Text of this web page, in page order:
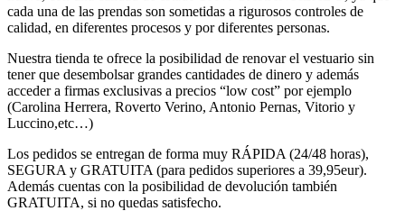
cada una de las prendas son sometidas a rigurosos controles de
calidad, en diferentes procesos y por diferentes personas.
Nuestra tienda te ofrece la posibilidad de renovar el vestuario sin
tener que desembolsar grandes cantidades de dinero y además
acceder a firmas exclusivas a precios “low cost” por ejemplo
(Carolina Herrera, Roverto Verino, Antonio Pernas, Vitorio y
Luccino,etc…)
Los pedidos se entregan de forma muy RÁPIDA (24/48 horas),
SEGURA y GRATUITA (para pedidos superiores a 39,95eur).
Además cuentas con la posibilidad de devolución también
GRATUITA, si no quedas satisfecho.